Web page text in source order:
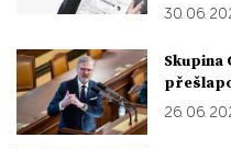
30. 06.
Skupina
26. 06.